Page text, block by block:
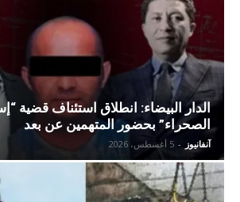
الدار البيضاء: انطلاق استئناف قضية
الصحراء” بحضور المتهمين عن بعد
آنفانيوز - 5 أغسطس، 2026